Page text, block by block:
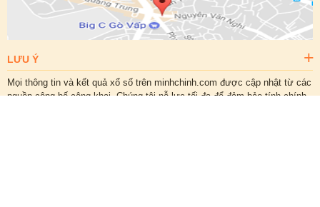
LƯU Ý
Mọi thông tin và kết quả xổ số trên minhchinh.com được cập nhật từ các
nguồn công bố công khai. Chúng tôi nỗ lực tối đa để đảm bảo tính chính